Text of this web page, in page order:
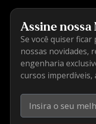
Assine
Se você quiser
nossas novidades,
engenharia
cursos imperdíveis,